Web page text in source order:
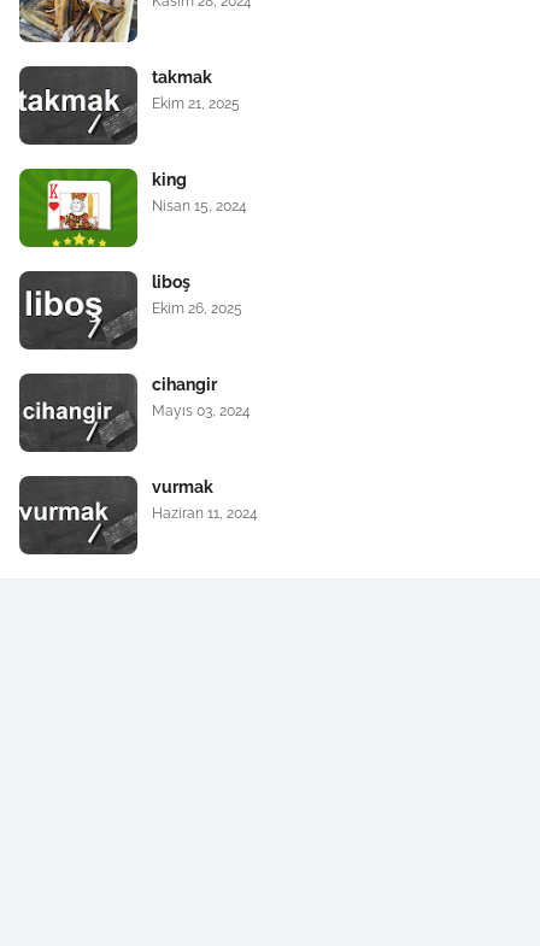
takmak
Ekim 21, 2025
king
Nisan 15, 2024
liboş
Ekim 26, 2025
cihangir
Mayıs 03, 2024
vurmak
Haziran 11, 2024